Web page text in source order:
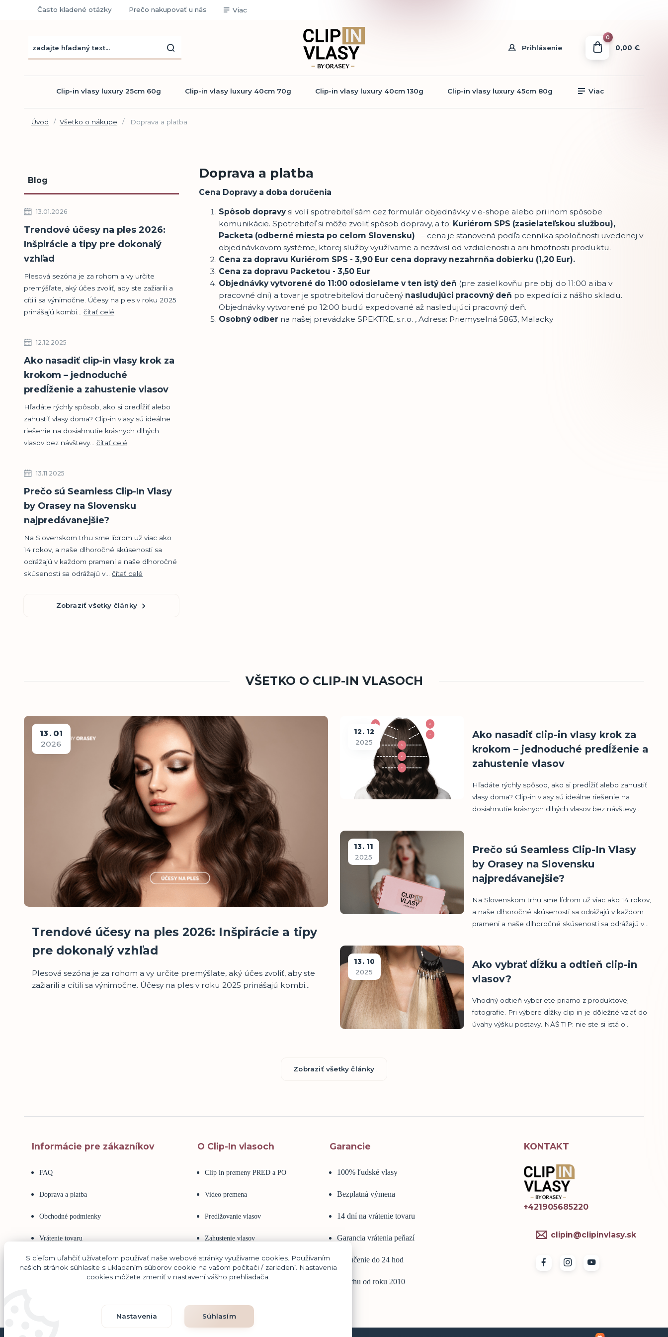
Často kladené otázky Prečo nakupovať u nás Viac
Prihlásenie
0
0,00 €
Clip-in vlasy luxury 25cm 60g Clip-in vlasy luxury 40cm 70g Clip-in vlasy luxury 40cm 130g Clip-in vlasy luxury 45cm 80g Viac
Úvod Všetko o nákupe Doprava a platba
Blog
13.01.2026
Trendové účesy na ples 2026:
Inšpirácie a tipy pre dokonalý
vzhľad
Plesová sezóna je za rohom a vy určite
premýšľate, aký účes zvoliť, aby ste zažiarili a
cítili sa výnimočne. Účesy na ples v roku 2025
prinášajú kombi... čítať celé
12.12.2025
Ako nasadiť clip-in vlasy krok za
krokom – jednoduché
predĺženie a zahustenie vlasov
Hľadáte rýchly spôsob, ako si predĺžiť alebo
zahustiť vlasy doma? Clip-in vlasy sú ideálne
riešenie na dosiahnutie krásnych dlhých
vlasov bez návštevy... čítať celé
13.11.2025
Prečo sú Seamless Clip-In Vlasy
by Orasey na Slovensku
najpredávanejšie?
Na Slovenskom trhu sme lídrom už viac ako
14 rokov, a naše dlhoročné skúsenosti sa
odrážajú v každom prameni a naše dlhoročné
skúsenosti sa odrážajú v... čítať celé
Zobraziť všetky články
Doprava a platba
Cena Dopravy a doba doručenia
Spôsob dopravysi volí spotrebiteľ sám cez formulár objednávky v e-shope alebo pri inom spôsobe
komunikácie. Spotrebiteľ si môže zvoliť spôsob dopravy, a to: Kuriérom SPS (zasielateľskou službou),
Packeta (odberné miesta po celom Slovensku)
– cena je stanovená podľa cenníka spoločnosti uvedenej v
objednávkovom systéme, ktorej služby využívame a nezávisí od vzdialenosti a ani hmotnosti produktu.
Cena za dopravu Kuriérom SPS - 3,90 Eur cena dopravy nezahrnňa dobierku (1,20 Eur).
Cena za dopravu Packetou - 3,50 Eur
Objednávky vytvorené do 11:00 odosielame v ten istý deň (pre zasielkovňu pre obj. do 11:00 a iba v
pracovné dni) a tovar je spotrebiteľovi doručený nasludujúci pracovný deň po expedícii z nášho skladu.
Objednávky vytvorené po 12:00 budú expedované až nasledujúci pracovný deň.
Osobný odber na našej prevádzke SPEKTRE, s.r.o. , Adresa: Priemyselná 5863, Malacky
VŠETKO O CLIP-IN VLASOCH
13
01
2026
Trendové účesy na ples 2026: Inšpirácie a tipy
pre dokonalý vzhľad
Plesová sezóna je za rohom a vy určite premýšľate, aký účes zvoliť, aby ste
zažiarili a cítili sa výnimočne. Účesy na ples v roku 2025 prinášajú kombi...
12
12
2025
Ako nasadiť clip-in vlasy krok za
krokom – jednoduché predĺženie a
zahustenie vlasov
Hľadáte rýchly spôsob, ako si predĺžiť alebo zahustiť
vlasy doma? Clip-in vlasy sú ideálne riešenie na
dosiahnutie krásnych dlhých vlasov bez návštevy...
13
11
2025
Prečo sú Seamless Clip-In Vlasy
by Orasey na Slovensku
najpredávanejšie?
Na Slovenskom trhu sme lídrom už viac ako 14 rokov,
a naše dlhoročné skúsenosti sa odrážajú v každom
prameni a naše dlhoročné skúsenosti sa odrážajú v...
13
10
2025
Ako vybrať dĺžku a odtieň clip-in
vlasov?
Vhodný odtieň vyberiete priamo z produktovej
fotografie. Pri výbere dĺžky clip in je dôležité vziať do
úvahy výšku postavy. NÁŠ TIP: nie ste si istá o...
Zobraziť všetky články
Informácie pre zákazníkov
FAQ
Doprava a platba
Obchodné podmienky
Vrátenie tovaru
Reklamácia tovaru
O Clip-In vlasoch
Clip in premeny PRED a PO
Video premena
Predlžovanie vlasov
Zahustenie vlasov
Ľudské vlasy
Keratín na vlasy
Garancie
100% ľudské vlasy
Bezplatná výmena
14 dní na vrátenie tovaru
Garancia vrátenia peňazí
Doručenie do 24 hod
Na trhu od roku 2010
KONTAKT
+421905685220
clipin@clipinvlasy.sk
S cieľom uľahčiť užívateľom používať naše webové stránky využívame cookies. Používaním
našich stránok súhlasíte s ukladaním súborov cookie na vašom počítači / zariadení. Nastavenia
cookies môžete zmeniť v nastavení vášho prehliadača.
Nastavenia Súhlasím